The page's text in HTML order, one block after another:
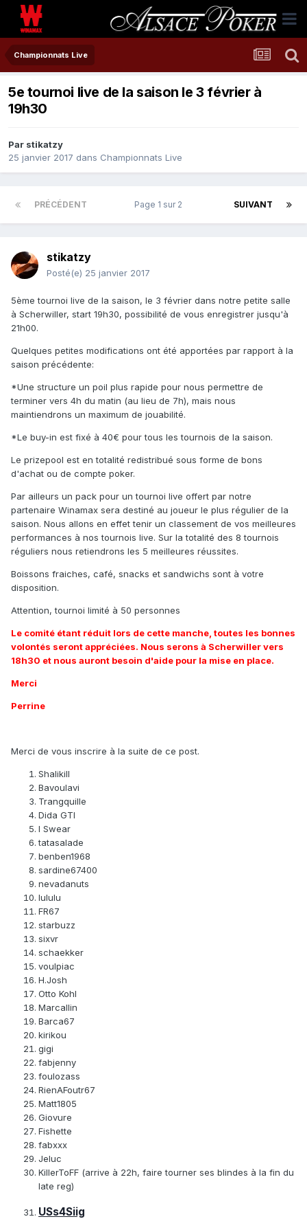
Championnats Live
5e tournoi live de la saison le 3 février à
19h30
Par stikatzy
25 janvier 2017 dans Championnats Live
PRÉCÉDENT SUIVANT
Page 1 sur 2
stikatzy
Posté(e) 25 janvier 2017
5ème tournoi live de la saison, le 3 février dans notre petite salle
à Scherwiller, start 19h30, possibilité de vous enregistrer jusqu'à
21h00.
Quelques petites modifications ont été apportées par rapport à la
saison précédente:
*Une structure un poil plus rapide pour nous permettre de
terminer vers 4h du matin (au lieu de 7h), mais nous
maintiendrons un maximum de jouabilité.
*Le buy-in est fixé à 40€ pour tous les tournois de la saison.
Le prizepool est en totalité redistribué sous forme de bons
d'achat ou de compte poker.
Par ailleurs un pack pour un tournoi live offert par notre
partenaire Winamax sera destiné au joueur le plus régulier de la
saison. Nous allons en effet tenir un classement de vos meilleures
performances à nos tournois live. Sur la totalité des 8 tournois
réguliers nous retiendrons les 5 meilleures réussites.
Boissons fraiches, café, snacks et sandwichs sont à votre
disposition.
Attention, tournoi limité à 50 personnes
Le comité étant réduit lors de cette manche, toutes les bonnes
volontés seront appréciées. Nous serons à Scherwiller vers
18h30 et nous auront besoin d'aide pour la mise en place.
Merci
Perrine
Merci de vous inscrire à la suite de ce post.
Shalikill
Bavoulavi
Trangquille
Dida GTI
I Swear
tatasalade
benben1968
sardine67400
nevadanuts
lululu
FR67
starbuzz
sixvr
schaekker
voulpiac
H.Josh
Otto Kohl
Marcallin
Barca67
kirikou
gigi
fabjenny
foulozass
RienAFoutr67
Matt1805
Giovure
Fishette
fabxxx
Jeluc
KillerToFF (arrive à 22h, faire tourner ses blindes à la fin du
late reg)
USs4Siig